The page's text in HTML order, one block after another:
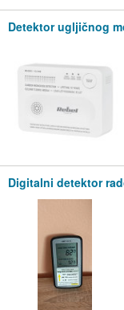
Detektor ugljičnog
Digitalni detektor